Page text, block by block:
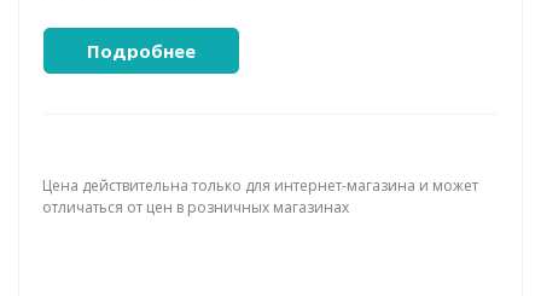
Подробнее
Цена действительна только для интернет-магазина и может
отличаться от цен в розничных магазинах